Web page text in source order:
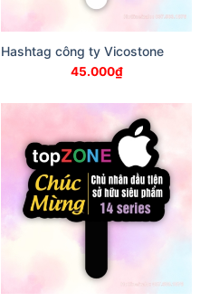
Hashtag công ty Vicostone
45.000₫